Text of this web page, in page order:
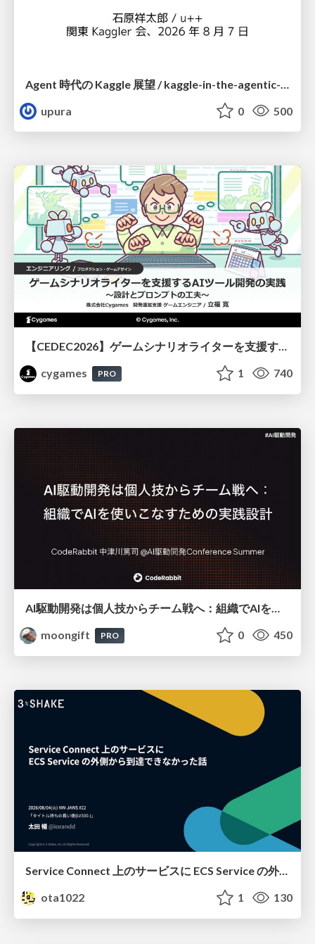
upura
0 500
【CEDEC2026】ゲームシナリオライターを支援するAIツール開発の実践 ― 設計とプロンプトの工夫 ―
cygames
PRO 1 740
AI駆動開発は個人技からチーム戦へ：組織でAIを使いこなすための実践設計
moongift
PRO 0 450
Service Connect 上のサービスに ECS Service の外側から到達できなかった話
ota1022
1 130